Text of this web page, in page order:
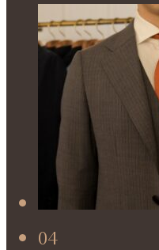
04